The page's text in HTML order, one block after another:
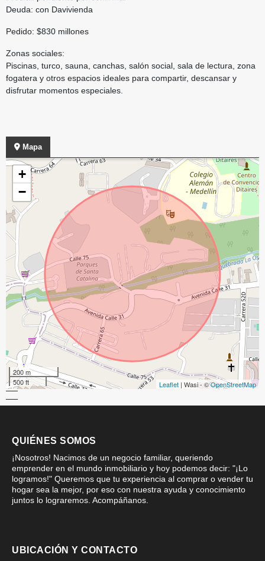
Deuda: con Davivienda
Pedido: $830 millones
Zonas sociales:
Piscinas, turco, sauna, canchas, salón social, sala de lectura, zona
fogatera y otros espacios ideales para compartir, descansar y
disfrutar momentos especiales.
Mapa
+
−
200 m
500 ft
Leaflet | Wasi - ©OpenStreetMap
QUIÉNES SOMOS
¡Nosotros! Nacimos de un negocio familiar, queriendo
emprender en el mundo inmobiliario y hoy podemos decir: "¡Lo
logramos!" Queremos que tu experiencia al comprar o vender tu
hogar sea la mejor, por eso con nuestra ayuda y conocimiento
juntos lo lograremos. Acompáñanos.
UBICACIÓN Y CONTACTO